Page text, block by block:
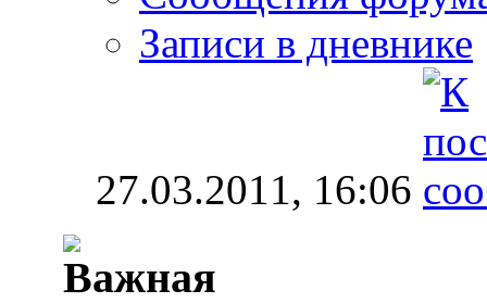
Записи в дневнике
27.03.2011, 16:06